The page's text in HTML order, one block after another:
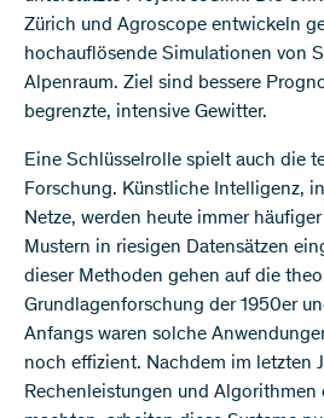
Zürich und Agroscope entwickeln
hochauflösende Simulationen von
Alpenraum. Ziel sind bessere
begrenzte, intensive Gewitter.
Eine Schlüsselrolle spielt auch die
Forschung. Künstliche Intelligenz,
Netze, werden heute immer
Mustern in riesigen Datensätzen
dieser Methoden gehen auf die
Grundlagenforschung der 1950er
Anfangs waren solche
noch effizient. Nachdem im letzten
Rechenleistungen und